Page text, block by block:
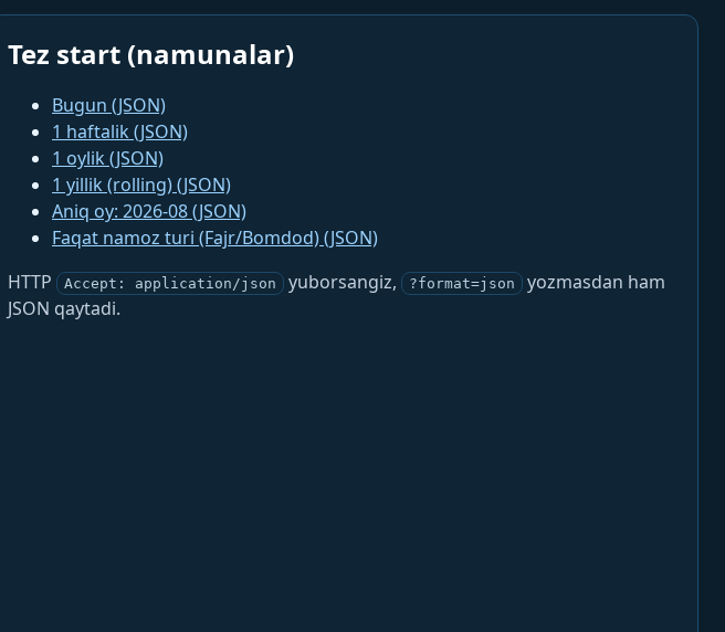
Tez start (namunalar)
Bugun (JSON)
1 haftalik (JSON)
1 oylik (JSON)
1 yillik (rolling) (JSON)
Aniq oy: 2026-08 (JSON)
Faqat namoz turi (Fajr/Bomdod) (JSON)
HTTP
Accept: application/json yuborsangiz, ?format=json
yozmasdan ham
JSON qaytadi.